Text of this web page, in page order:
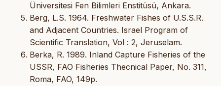
Üniversitesi Fen Bilimleri Enstitüsü, Ankara.
Berg, L.S. 1964. Freshwater Fishes of U.S.S.R.
and Adjacent Countries. Israel Program of
Scientific Translation, Vol : 2, Jeruselam.
Berka, R. 1989. Inland Capture Fisheries of the
USSR, FAO Fisheries Thecnical Paper, No. 311,
Roma, FAO, 149p.